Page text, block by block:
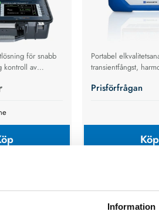
Information
för snabb
kontroll av
fail‑visning
Portabel
transientfångst,
Ethernet.
Prisförfrågan
Köp